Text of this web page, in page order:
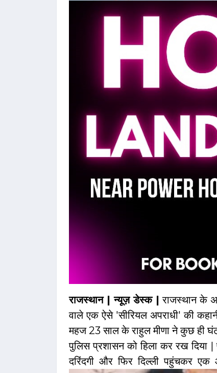
राजस्थान | न्यूज़ डेस्क |राजस्थान के
वाले एक ऐसे 'सीरियल अपराधी' की
महज 23 साल के राहुल मीणा ने कुछ ही
पुलिस प्रशासन को हिला कर रख
दरिंदगी और फिर दिल्ली पहुंचकर